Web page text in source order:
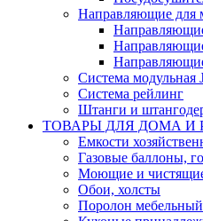
Направляющие для
Система модульная
Система рейлинг
Штанги и
ТОВАРЫ ДЛЯ ДОМА И
Емкости
Газовые баллоны,
Моющие и чистящие
Обои, холсты
Поролон мебельный